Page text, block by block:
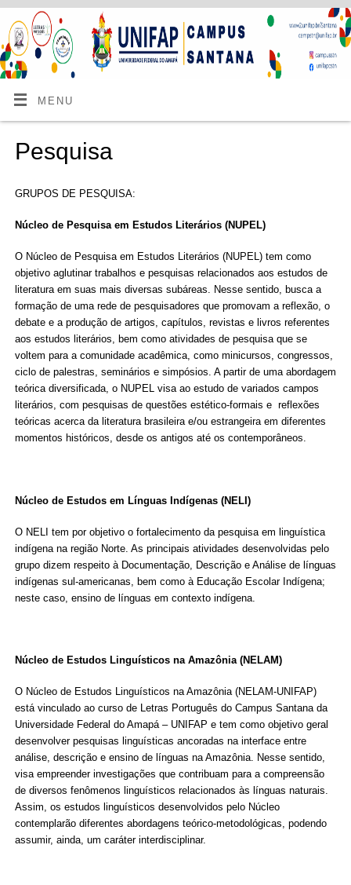
MENU
Pesquisa
GRUPOS DE PESQUISA:
Núcleo de Pesquisa em Estudos Literários (NUPEL)
O Núcleo de Pesquisa em Estudos Literários (NUPEL) tem como
objetivo aglutinar trabalhos e pesquisas relacionados aos estudos de
literatura em suas mais diversas subáreas. Nesse sentido, busca a
formação de uma rede de pesquisadores que promovam a reflexão, o
debate e a produção de artigos, capítulos, revistas e livros referentes
aos estudos literários, bem como atividades de pesquisa que se
voltem para a comunidade acadêmica, como minicursos, congressos,
ciclo de palestras, seminários e simpósios. A partir de uma abordagem
teórica diversificada, o NUPEL visa ao estudo de variados campos
literários, com pesquisas de questões estético-formais e reflexões
teóricas acerca da literatura brasileira e/ou estrangeira em diferentes
momentos históricos, desde os antigos até os contemporâneos.
Núcleo de Estudos em Línguas Indígenas (NELI)
O NELI tem por objetivo o fortalecimento da pesquisa em linguística
indígena na região Norte. As principais atividades desenvolvidas pelo
grupo dizem respeito à Documentação, Descrição e Análise de línguas
indígenas sul-americanas, bem como à Educação Escolar Indígena;
neste caso, ensino de línguas em contexto indígena.
Núcleo de Estudos Linguísticos na Amazônia (NELAM)
O Núcleo de Estudos Linguísticos na Amazônia (NELAM-UNIFAP)
está vinculado ao curso de Letras Português do Campus Santana da
Universidade Federal do Amapá – UNIFAP e tem como objetivo geral
desenvolver pesquisas linguísticas ancoradas na interface entre
análise, descrição e ensino de línguas na Amazônia. Nesse sentido,
visa empreender investigações que contribuam para a compreensão
de diversos fenômenos linguísticos relacionados às línguas naturais.
Assim, os estudos linguísticos desenvolvidos pelo Núcleo
contemplarão diferentes abordagens teórico-metodológicas, podendo
assumir, ainda, um caráter interdisciplinar.